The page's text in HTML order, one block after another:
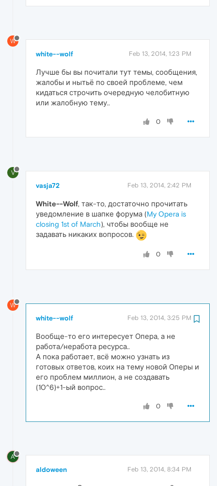
W
white--wolf Feb 13, 2014, 1:23 PM
Лучше бы вы почитали тут темы, сообщения,
жалобы и нытьё по своей проблеме, чем
кидаться строчить очередную челобитную
или жалобную тему..
0
V
vasja72 Feb 13, 2014, 2:42 PM
White--Wolf, так-то, достаточно прочитать
уведомление в шапке форума (My Opera is
closing 1st of March), чтобы вообще не
задавать никаких вопросов.
0
W
white--wolf Feb 13, 2014, 3:25 PM
Вообще-то его интересует Опера, а не
работа/неработа ресурса..
А пока работает, всё можно узнать из
готовых ответов, коих на тему новой Оперы и
его проблем миллион, а не создавать
(10^6)+1-ый вопрос..
0
A
aldoween Feb 13, 2014, 8:34 PM